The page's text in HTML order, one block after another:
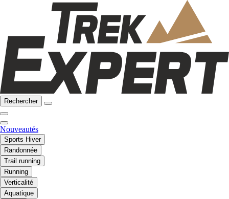
Rechercher
Nouveautés
Sports Hiver
Randonnée
Trail running
Running
Verticalité
Aquatique